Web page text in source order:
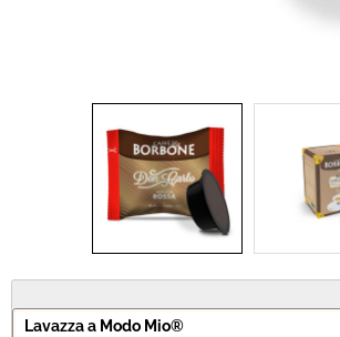
NOVITÀ
PRODOTTI IN OFFERTA
AREA INGROSSO
MODULO RECESSO